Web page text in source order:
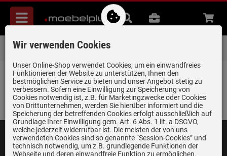
Menü
Suche
B2B Beratung
Über 85.000 positive Bewertungen
Kategorieübersicht des Herstellers DESSAUER
Backen & Kochen
Abzugshauben
KUNDENINFOS &
SERVICE
MOEBELPLUS RECHTLICHES
Wir verwenden Cookies
Unser Online-Shop verwendet Cookies, um ein einwandfreies
Funktionieren der Website zu unterstützen, Ihnen den
bestmöglichen Service zu bieten und unser Angebot stetig zu
verbessern. Sofern eine Einwilligung zur Speicherung von
Cookies notwendig ist, z.B. für Marketingzwecke oder Cookies
von Drittunternehmen, werden Sie hierüber informiert und die
Speicherung der betreffenden Cookies erfolgt ausschließlich auf
Grundlage Ihrer Einwilligung gem. Art. 6 Abs. 1 lit. a DSGVO,
welche jederzeit widerrufbar ist. Die meisten der von uns
verwendeten Cookies sind so genannte “Session-Cookies” und
technisch notwendig, um z.B. grundlegende Funktionen der
Webseite und deren einwandfreie Funktion zu ermöglichen.